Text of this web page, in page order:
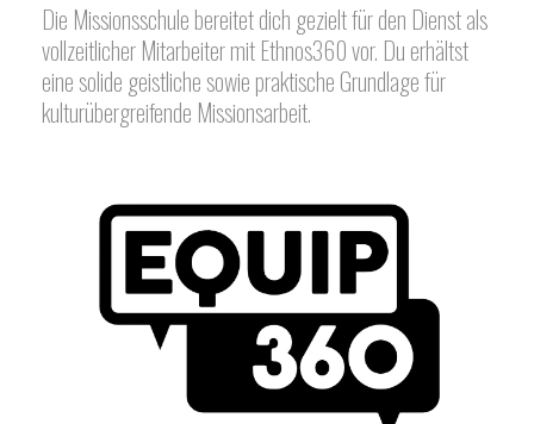
Die Missionsschule bereitet dich gezielt für den Dienst als
vollzeitlicher Mitarbeiter mit Ethnos360 vor. Du erhältst
eine solide geistliche sowie praktische Grundlage für
kulturübergreifende Missionsarbeit.